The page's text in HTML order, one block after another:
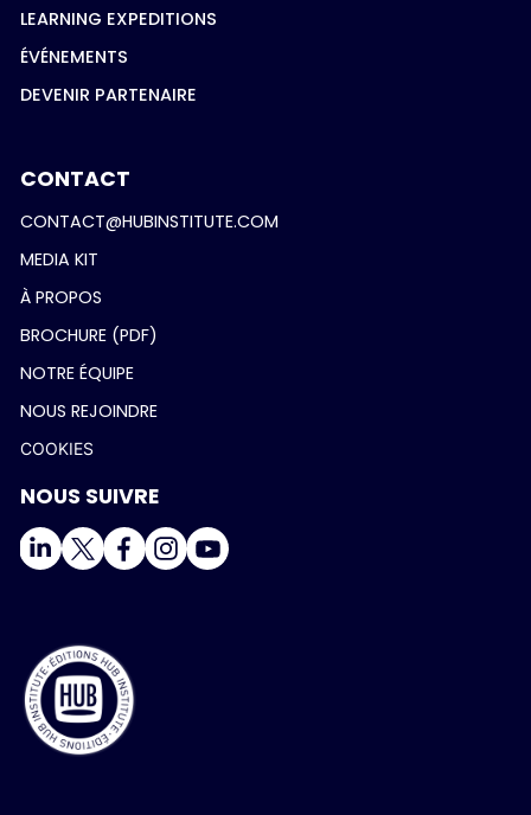
LEARNING EXPEDITIONS
ÉVÉNEMENTS
DEVENIR PARTENAIRE
CONTACT
CONTACT@HUBINSTITUTE.COM
MEDIA KIT
À PROPOS
BROCHURE (PDF)
NOTRE ÉQUIPE
NOUS REJOINDRE
COOKIES
NOUS SUIVRE